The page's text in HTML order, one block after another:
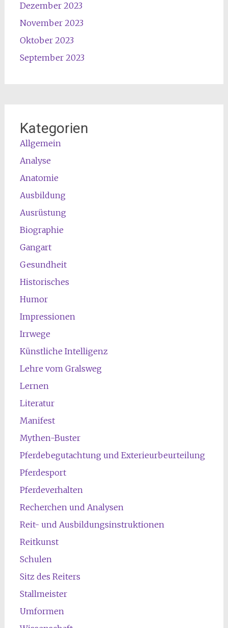
Dezember 2023
November 2023
Oktober 2023
September 2023
Kategorien
Allgemein
Analyse
Anatomie
Ausbildung
Ausrüstung
Biographie
Gangart
Gesundheit
Historisches
Humor
Impressionen
Irrwege
Künstliche Intelligenz
Lehre vom Gralsweg
Lernen
Literatur
Manifest
Mythen-Buster
Pferdebegutachtung und Exterieurbeurteilung
Pferdesport
Pferdeverhalten
Recherchen und Analysen
Reit- und Ausbildungsinstruktionen
Reitkunst
Schulen
Sitz des Reiters
Stallmeister
Umformen